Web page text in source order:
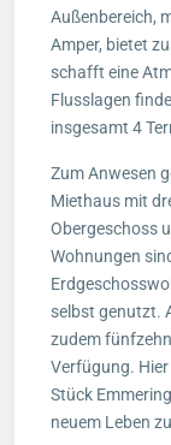
Außenbereich,
Amper, bietet
schafft eine
Flusslagen
insgesamt 4
Zum Anwesen
Miethaus mit
Obergeschoss
Wohnungen
selbst genutzt.
zudem
Verfügung. Hier
Stück
neuem Leben